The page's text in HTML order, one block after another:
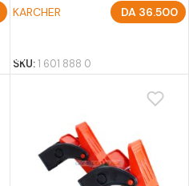
KARCHER DA 36.500
SKU:1 601 888 0